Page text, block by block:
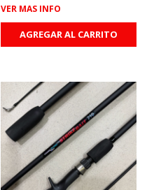
VER MAS INFO
AGREGAR AL CARRITO